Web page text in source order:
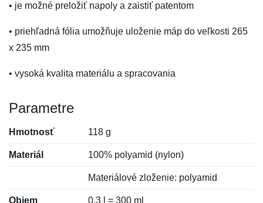
• je možné preložiť napoly a zaistiť patentom
• priehľadná fólia umožňuje uloženie máp do veľkosti 265
x 235 mm
• vysoká kvalita materiálu a spracovania
Parametre
Hmotnosť 118 g
Materiál 100% polyamid (nylon)
Materiálové zloženie: polyamid
Objem 0,3 l = 300 ml